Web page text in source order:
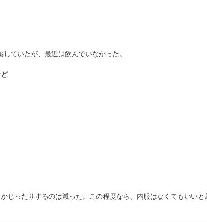
ていたが、最近は飲んでいなかった。
じったりするのは減った。この程度なら、内服はなくてもいいと